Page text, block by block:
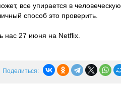
все упирается в человеческую
способ это проверить.
нас 27 июня на Netflix.
Поделиться: